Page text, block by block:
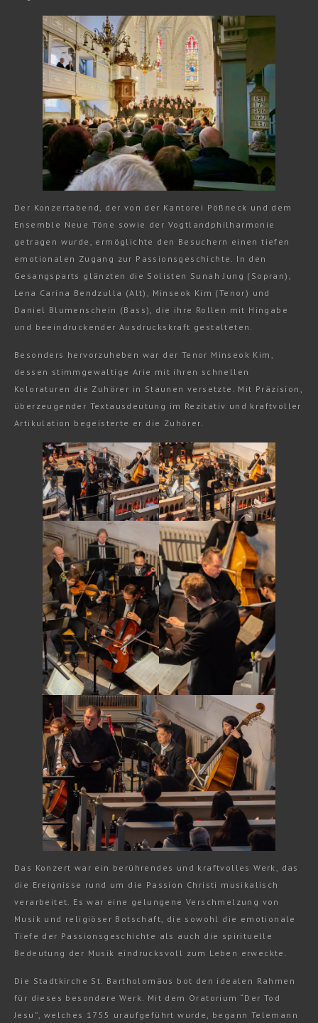
Der Konzertabend, der von der Kantorei Pößneck und dem
Ensemble Neue Töne sowie der Vogtlandphilharmonie
getragen wurde, ermöglichte den Besuchern einen tiefen
emotionalen Zugang zur Passionsgeschichte. In den
Gesangsparts glänzten die Solisten Sunah Jung (Sopran),
Lena Carina Bendzulla (Alt), Minseok Kim (Tenor) und
Daniel Blumenschein (Bass), die ihre Rollen mit Hingabe
und beeindruckender Ausdruckskraft gestalteten.
Besonders hervorzuheben war der Tenor Minseok Kim,
dessen stimmgewaltige Arie mit ihren schnellen
Koloraturen die Zuhörer in Staunen versetzte. Mit Präzision,
überzeugender Textausdeutung im Rezitativ und kraftvoller
Artikulation begeisterte er die Zuhörer.
Das Konzert war ein berührendes und kraftvolles Werk, das
die Ereignisse rund um die Passion Christi musikalisch
verarbeitet. Es war eine gelungene Verschmelzung von
Musik und religiöser Botschaft, die sowohl die emotionale
Tiefe der Passionsgeschichte als auch die spirituelle
Bedeutung der Musik eindrucksvoll zum Leben erweckte.
Die Stadtkirche St. Bartholomäus bot den idealen Rahmen
für dieses besondere Werk. Mit dem Oratorium “Der Tod
Jesu”, welches 1755 uraufgeführt wurde, begann Telemann